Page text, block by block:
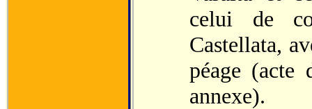
celui de
Castellata,
péage (acte
annexe).